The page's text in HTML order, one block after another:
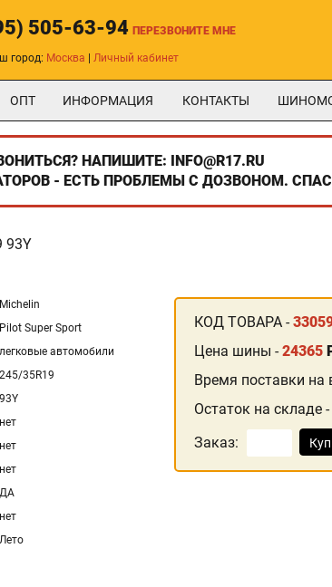
505-63-94 ПЕРЕЗВОНИТЕ МНЕ
город: Москва Личный кабинет
ОПТ ИНФОРМАЦИЯ КОНТАКТЫ
НАПИШИТЕ: INFO@R17.RU
- ЕСТЬ ПРОБЛЕМЫ С ДОЗВОНОМ.
93Y
Michelin
Pilot Super Sport
легковые автомобили
245/35R19
93Y
нет
нет
нет
ДА
нет
Лето
КОД ТОВАРА -
Цена шины -24365
Время поставки на
Остаток на складе -
Заказ: